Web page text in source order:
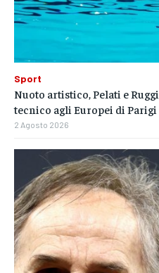
Sport
Nuoto artistico, Pelati e
tecnico agli Europei di Parigi
2 Agosto 2026